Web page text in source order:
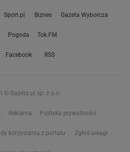
Sport.pl Biznes Gazeta Wyborcza
Pogoda Tok.FM
Facebook RSS
© Gazeta.pl sp. z o.o.
Reklama Polityka prywatności
korzystania z portalu Zgłoś uwagi